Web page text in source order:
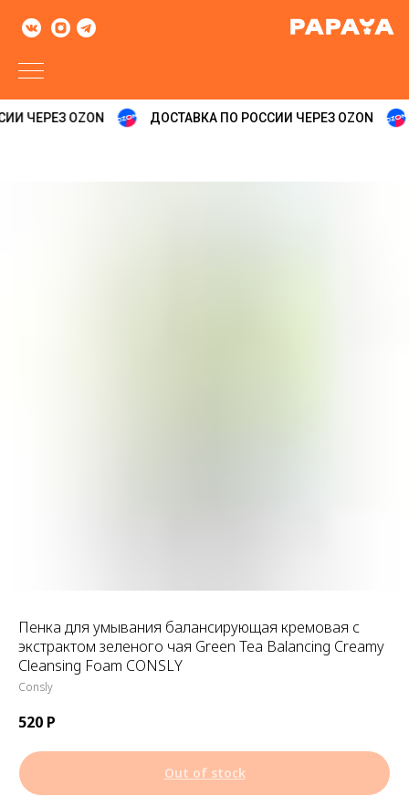
ЧЕРЕЗ OZON ДОСТАВКА ПО РОССИИ ЧЕРЕЗ OZON
Пенка для умывания балансирующая кремовая с
экстрактом зеленого чая Green Tea Balancing Creamy
Cleansing Foam CONSLY
Consly
520 Р
Out of stock